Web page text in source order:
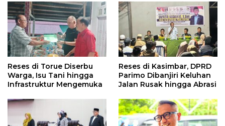
Reses di Torue Diserbu
Warga, Isu Tani hingga
Infrastruktur Mengemuka
Reses di Kasimbar, DPRD
Parimo Dibanjiri Keluhan
Jalan Rusak hingga Abrasi